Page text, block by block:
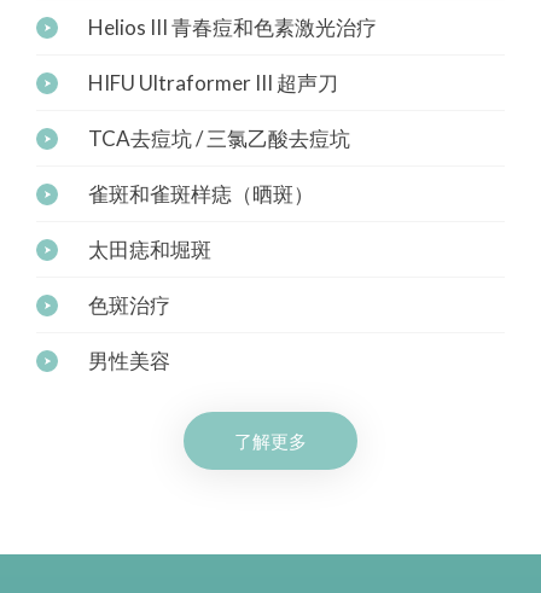
Helios III 青春痘和色素激光治疗
HIFU Ultraformer III 超声刀
TCA去痘坑 / 三氯乙酸去痘坑
雀斑和雀斑样痣（晒斑）
太田痣和堀斑
色斑治疗
男性美容
了解更多